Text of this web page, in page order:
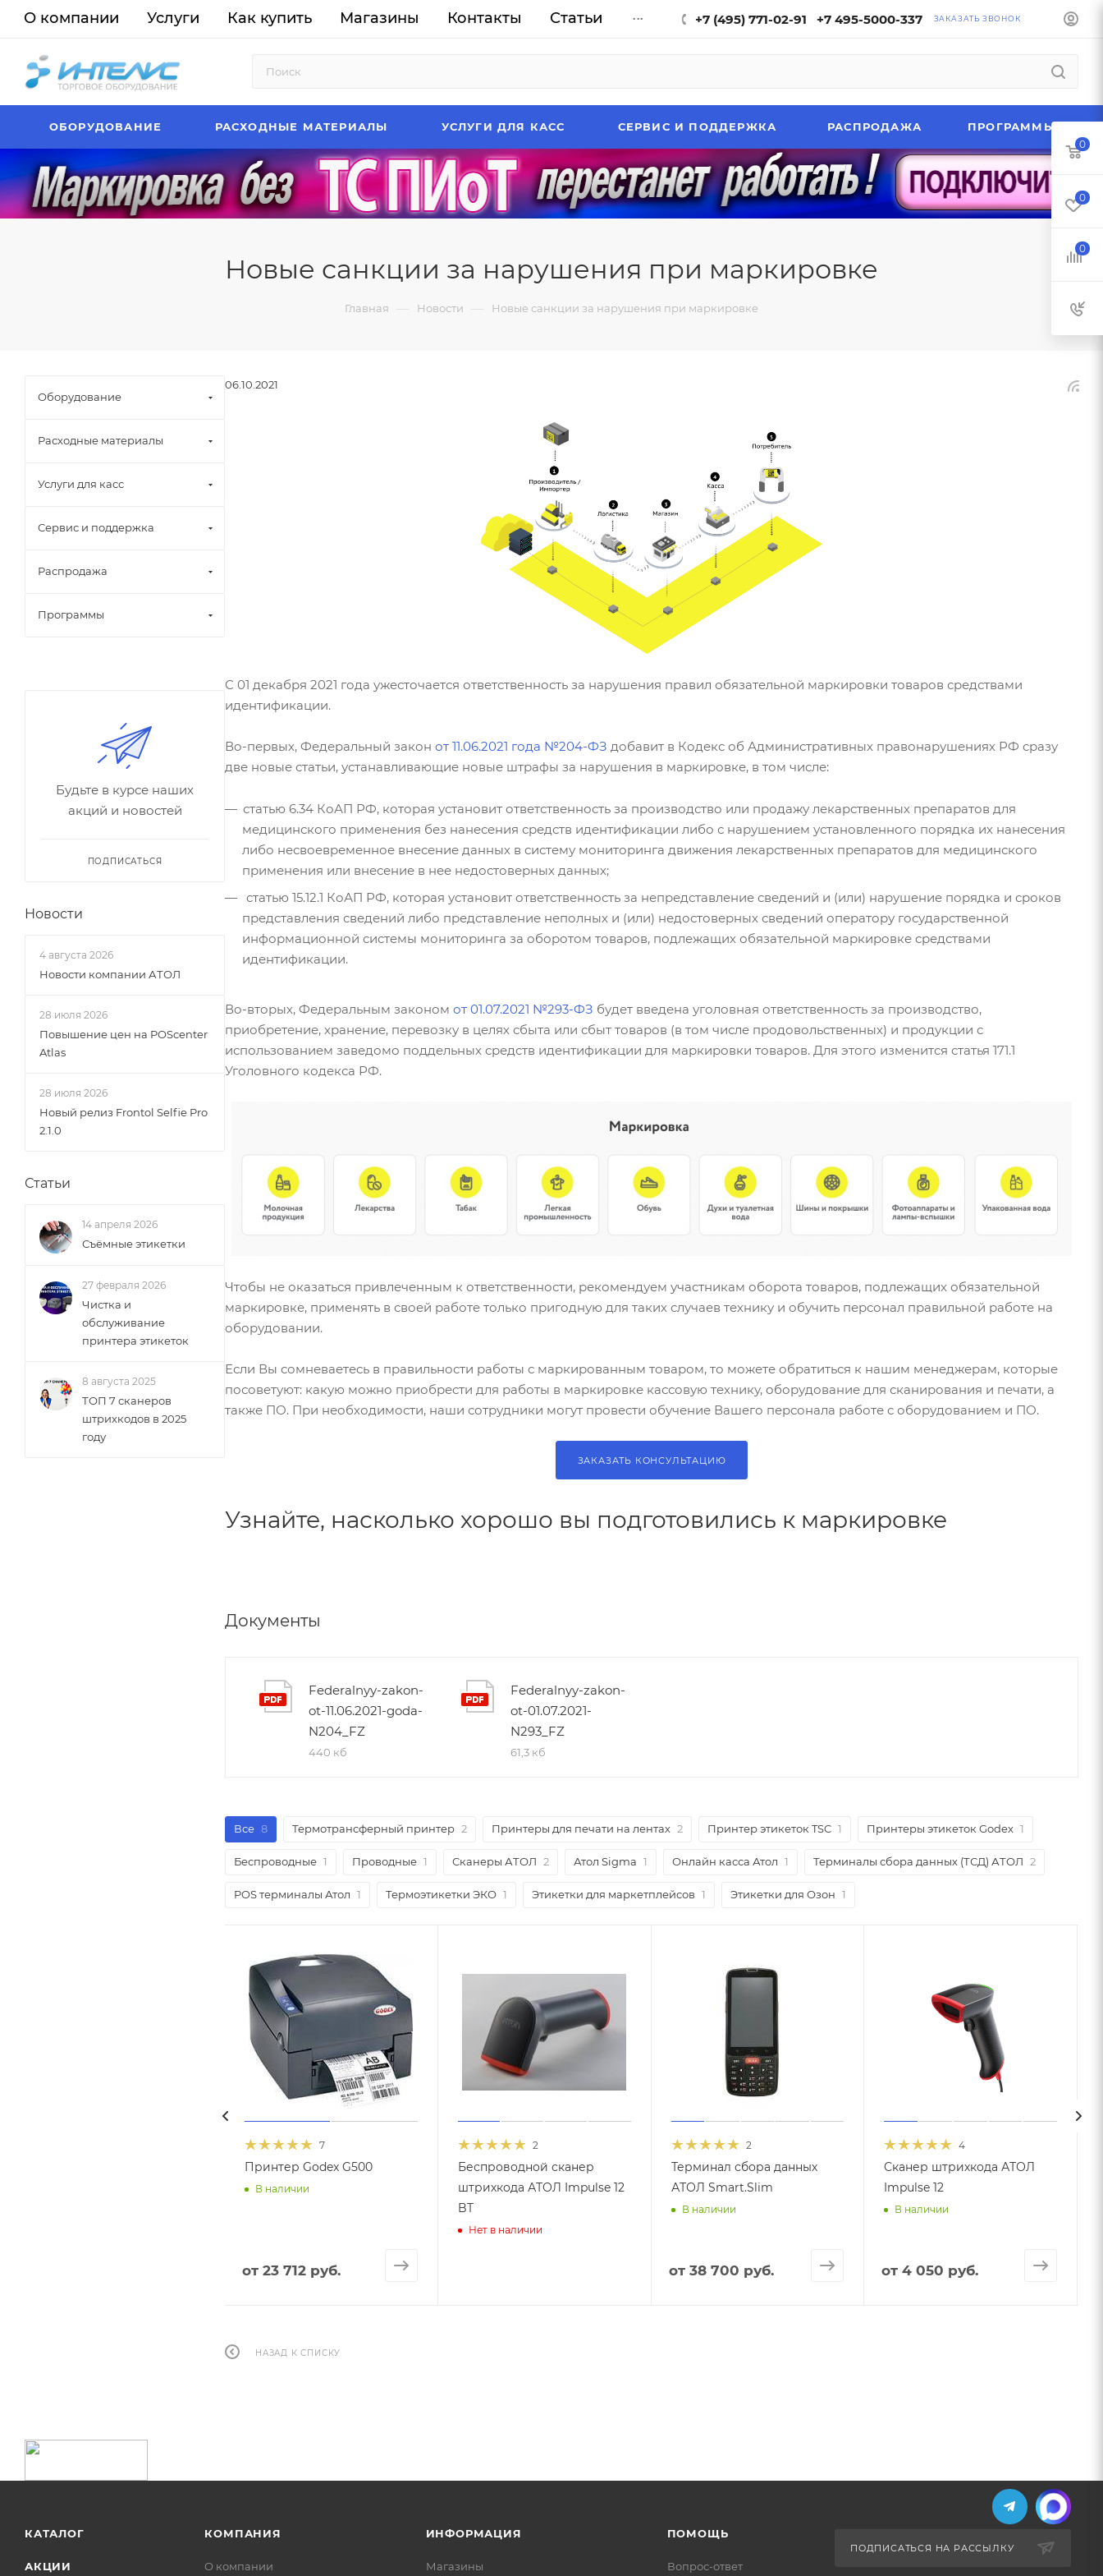
О компании Услуги Как купить Магазины Контакты Статьи ... +7 (495) 771-02-91 +7 495-5000-337 ЗАКАЗАТЬ ЗВОНОК
ОБОРУДОВАНИЕ РАСХОДНЫЕ МАТЕРИАЛЫ УСЛУГИ ДЛЯ КАСС СЕРВИС И ПОДДЕРЖКА РАСПРОДАЖА ПРОГРАММЫ
Новые санкции за нарушения при маркировке
Главная — Новости — Новые санкции за нарушения при маркировке
06.10.2021
С 01 декабря 2021 года ужесточается ответственность за нарушения правил обязательной маркировки товаров средствами
идентификации.
Во-первых, Федеральный закон от 11.06.2021 года №204-ФЗ добавит в Кодекс об Административных правонарушениях РФ сразу
две новые статьи, устанавливающие новые штрафы за нарушения в маркировке, в том числе:
статью 6.34 КоАП РФ, которая установит ответственность за производство или продажу лекарственных препаратов для
медицинского применения без нанесения средств идентификации либо с нарушением установленного порядка их нанесения
либо несвоевременное внесение данных в систему мониторинга движения лекарственных препаратов для медицинского
применения или внесение в нее недостоверных данных;
статью 15.12.1 КоАП РФ, которая установит ответственность за непредставление сведений и (или) нарушение порядка и сроков
представления сведений либо представление неполных и (или) недостоверных сведений оператору государственной
информационной системы мониторинга за оборотом товаров, подлежащих обязательной маркировке средствами
идентификации.
Во-вторых, Федеральным законом от 01.07.2021 №293-ФЗ будет введена уголовная ответственность за производство,
приобретение, хранение, перевозку в целях сбыта или сбыт товаров (в том числе продовольственных) и продукции с
использованием заведомо поддельных средств идентификации для маркировки товаров. Для этого изменится статья 171.1
Уголовного кодекса РФ.
Чтобы не оказаться привлеченным к ответственности, рекомендуем участникам оборота товаров, подлежащих обязательной
маркировке, применять в своей работе только пригодную для таких случаев технику и обучить персонал правильной работе на
оборудовании.
Если Вы сомневаетесь в правильности работы с маркированным товаром, то можете обратиться к нашим менеджерам, которые
посоветуют: какую можно приобрести для работы в маркировке кассовую технику, оборудование для сканирования и печати, а
также ПО. При необходимости, наши сотрудники могут провести обучение Вашего персонала работе с оборудованием и ПО.
ЗАКАЗАТЬ КОНСУЛЬТАЦИЮ
Узнайте, насколько хорошо вы подготовились к маркировке
Документы
Federalnyy-zakon-
ot-11.06.2021-goda-
N204_FZ
440 кб
Federalnyy-zakon-
ot-01.07.2021-
N293_FZ
61,3 кб
Все 8 Термотрансферный принтер 2 Принтеры для печати на лентах 2 Принтер этикеток TSC 1 Принтеры этикеток Godex 1
Беспроводные 1 Проводные 1 Сканеры АТОЛ 2 Атол Sigma 1 Онлайн касса Атол 1 Терминалы сбора данных (ТСД) АТОЛ 2
POS терминалы Атол 1 Термоэтикетки ЭКО 1 Этикетки для маркетплейсов 1 Этикетки для Озон 1
7
Принтер Godex G500
В наличии
от 23 712 руб.
2
Беспроводной сканер
штрихкода АТОЛ Impulse 12
BT
Нет в наличии
2
Терминал сбора данных
АТОЛ Smart.Slim
В наличии
от 38 700 руб.
4
Сканер штрихкода АТОЛ
Impulse 12
В наличии
от4 050 руб.
НАЗАД К СПИСКУ
Оборудование
Расходные материалы
Услуги для касс
Сервис и поддержка
Распродажа
Программы
Будьте в курсе наших
акций и новостей
ПОДПИСАТЬСЯ
Новости
4 августа 2026
Новости компании АТОЛ
28 июля 2026
Повышение цен на POScenter
Atlas
28 июля 2026
Новый релиз Frontol Selfie Pro
2.1.0
Статьи
14 апреля 2026
Съёмные этикетки
27 февраля 2026
Чистка и
обслуживание
принтера этикеток
8 августа 2025
ТОП 7 сканеров
штрихкодов в 2025
году
КАТАЛОГ
АКЦИИ
КОМПАНИЯ
О компании
ИНФОРМАЦИЯ
Магазины
ПОМОЩЬ
Вопрос-ответ
ПОДПИСАТЬСЯ НА РАССЫЛКУ
0
0
0